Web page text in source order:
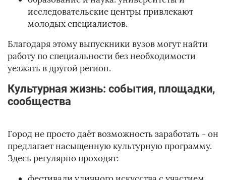
исследовательские центры привлекают
молодых специалистов.
Благодаря этому выпускники вузов могут найти
работу по специальности без необходимости
уезжать в другой регион.
Культурная жизнь: события, площадки,
сообщества
Город не просто даёт возможность заработать - он
предлагает насыщенную культурную программу.
Здесь регулярно проходят: